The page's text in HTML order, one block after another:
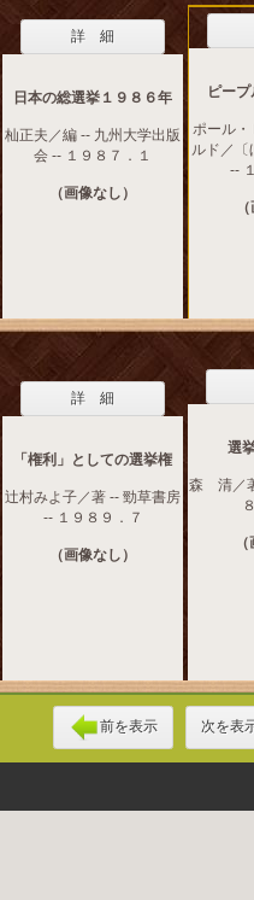
詳 細
日本の総選挙１９８６年
杣正夫／編 -- 九州大学出版
会 -- １９８７．１
（画像なし）
ピー
ポール・
ルド／〔
--
詳 細
「権利」としての選挙権
辻村みよ子／著 -- 勁草書房
-- １９８９．７
（画像なし）
選
森 清／
前を表示 次を表